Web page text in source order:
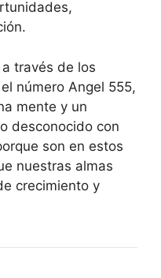
través de los
número Angel 555,
mente y un
desconocido con
son en estos
nuestras almas
crecimiento y